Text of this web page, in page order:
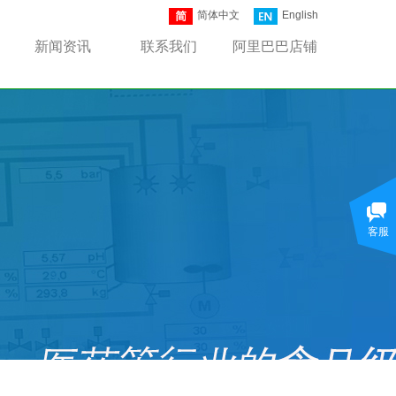
新闻资讯 联系我们 阿里巴巴店铺
简体中文 English
客服